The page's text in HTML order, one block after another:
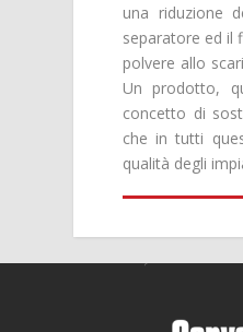
una riduzione
separatore ed il
polvere allo
Un prodotto,
concetto di
che in tutti
qualità degli